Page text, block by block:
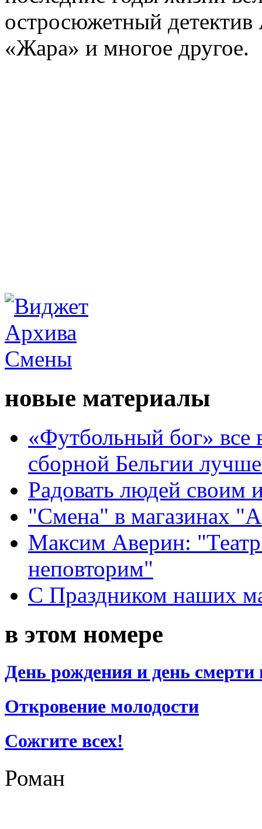
остросюжетный детектив
«Жара» и многое другое.
новые материалы
«Футбольный бог» все
сборной Бельгии
Радовать людей своим
"Смена" в магазинах
Максим Аверин:
неповторим"
С Праздником наших
в этом номере
День рождения и день смерти
Откровение молодости
Сожгите всех!
Роман